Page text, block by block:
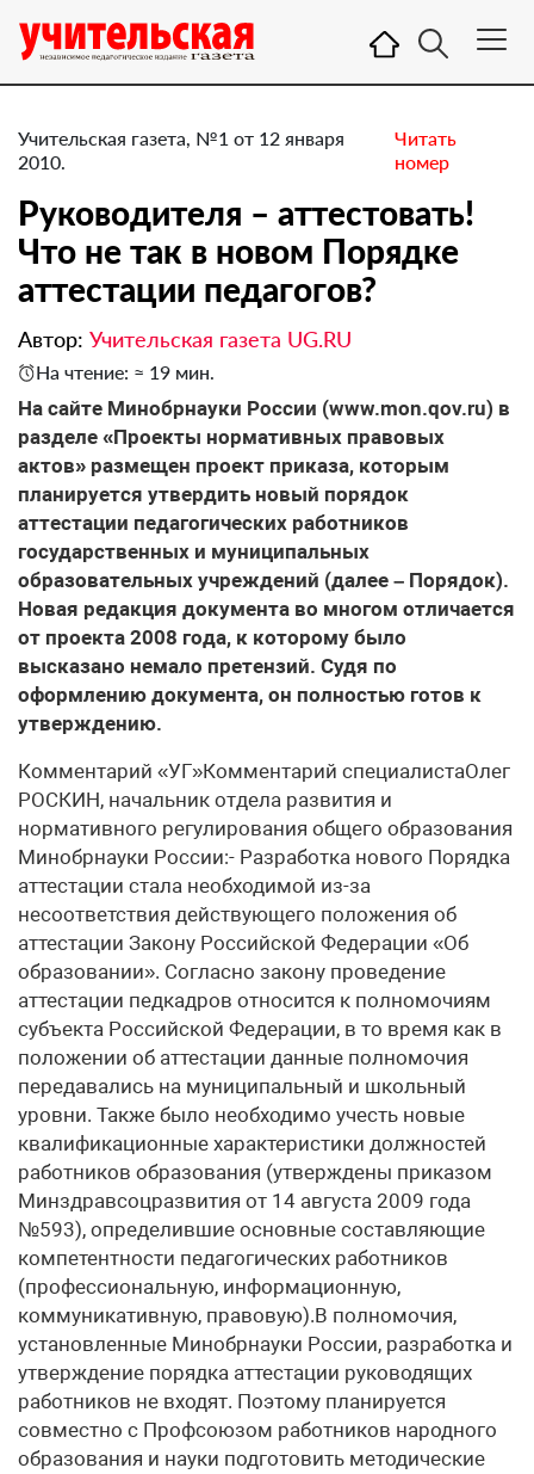
Учительская газета, №1 от 12 января
2010.
Читать
номер
Руководителя – аттестовать!
Что не так в новом Порядке
аттестации педагогов?
Автор: Учительская газета UG.RU
На чтение: ≈ 19 мин.
На сайте Минобрнауки России (www.mon.qov.ru) в
разделе «Проекты нормативных правовых
актов» размещен проект приказа, которым
планируется утвердить новый порядок
аттестации педагогических работников
государственных и муниципальных
образовательных учреждений (далее – Порядок).
Новая редакция документа во многом отличается
от проекта 2008 года, к которому было
высказано немало претензий. Судя по
оформлению документа, он полностью готов к
утверждению.
Комментарий «УГ»Комментарий специалистаОлег
РОСКИН, начальник отдела развития и
нормативного регулирования общего образования
Минобрнауки России:- Разработка нового Порядка
аттестации стала необходимой из-за
несоответствия действующего положения об
аттестации Закону Российской Федерации «Об
образовании». Согласно закону проведение
аттестации педкадров относится к полномочиям
субъекта Российской Федерации, в то время как в
положении об аттестации данные полномочия
передавались на муниципальный и школьный
уровни. Также было необходимо учесть новые
квалификационные характеристики должностей
работников образования (утверждены приказом
Минздравсоцразвития от 14 августа 2009 года
№593), определившие основные составляющие
компетентности педагогических работников
(профессиональную, информационную,
коммуникативную, правовую).В полномочия,
установленные Минобрнауки России, разработка и
утверждение порядка аттестации руководящих
работников не входят. Поэтому планируется
совместно с Профсоюзом работников народного
образования и науки подготовить методические